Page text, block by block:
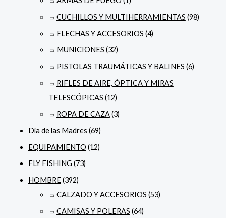
CUCHILLOS Y MULTIHERRAMIENTAS (98)
FLECHAS Y ACCESORIOS (4)
MUNICIONES (32)
PISTOLAS TRAUMÁTICAS Y BALINES (6)
RIFLES DE AIRE, ÓPTICA Y MIRAS
TELESCÓPICAS (12)
ROPA DE CAZA(3)
Día de las Madres (69)
EQUIPAMIENTO (12)
FLY FISHING (73)
HOMBRE(392)
CALZADO Y ACCESORIOS (53)
CAMISAS Y POLERAS (64)